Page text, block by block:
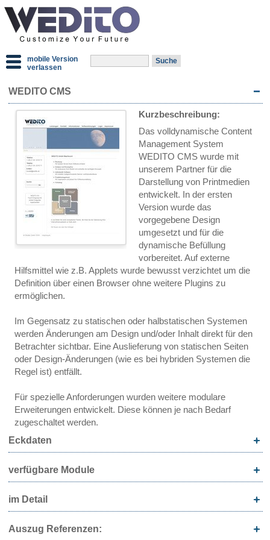
mobile Version
verlassen
WEDITO CMS
Kurzbeschreibung:
Das volldynamische Content
Management System
WEDITO CMS wurde mit
unserem Partner für die
Darstellung von Printmedien
entwickelt. In der ersten
Version wurde das
vorgegebene Design
umgesetzt und für die
dynamische Befüllung
vorbereitet. Auf externe
Hilfsmittel wie z.B. Applets wurde bewusst verzichtet um die
Definition über einen Browser ohne weitere Plugins zu
ermöglichen.
Im Gegensatz zu statischen oder halbstatischen Systemen
werden Änderungen am Design und/oder Inhalt direkt für den
Betrachter sichtbar. Eine Auslieferung von statischen Seiten
oder Design-Änderungen (wie es bei hybriden Systemen die
Regel ist) entfällt.
Für spezielle Anforderungen wurden weitere modulare
Erweiterungen entwickelt. Diese können je nach Bedarf
zugeschaltet werden.
Eckdaten
verfügbare Module
im Detail
Auszug Referenzen: